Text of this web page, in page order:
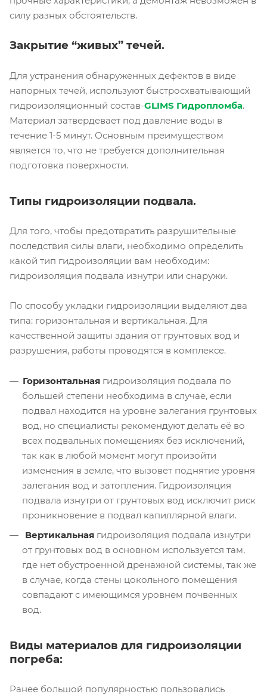
силу разных обстоятельств.
Закрытие “живых” течей.
Для устранения обнаруженных дефектов в виде
напорных течей, используют быстросхватывающий
гидроизоляционный состав-GLIMS Гидропломба.
Материал затвердевает под давление воды в
течение 1-5 минут. Основным преимуществом
является то, что не требуется дополнительная
подготовка поверхности.
Типы гидроизоляции подвала.
Для того, чтобы предотвратить разрушительные
последствия силы влаги, необходимо определить
какой тип гидроизоляции вам необходим:
гидроизоляция подвала изнутри или снаружи.
По способу укладки гидроизоляции выделяют два
типа: горизонтальная и вертикальная. Для
качественной защиты здания от грунтовых вод и
разрушения, работы проводятся в комплексе.
Горизонтальная гидроизоляция подвала по
большей степени необходима в случае, если
подвал находится на уровне залегания грунтовых
вод, но специалисты рекомендуют делать её во
всех подвальных помещениях без исключений,
так как в любой момент могут произойти
изменения в земле, что вызовет поднятие уровня
залегания вод и затопления. Гидроизоляция
подвала изнутри от грунтовых вод исключит риск
проникновение в подвал капиллярной влаги.
Вертикальная гидроизоляция подвала изнутри
от грунтовых вод в основном используется там,
где нет обустроенной дренажной системы, так же
в случае, когда стены цокольного помещения
совпадают с имеющимся уровнем почвенных
вод.
Виды материалов для гидроизоляции
погреба:
Ранее большой популярностью пользовались